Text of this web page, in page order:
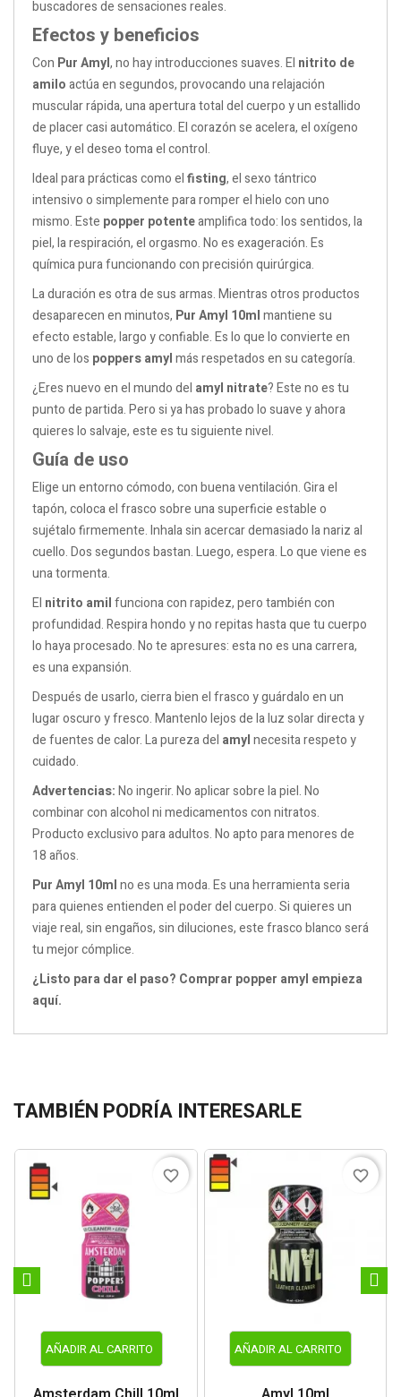
buscadores de sensaciones reales.
Efectos y beneficios
Con Pur Amyl, no hay introducciones suaves. El nitrito de
amiloactúa en segundos, provocando una relajación
muscular rápida, una apertura total del cuerpo y un estallido
de placer casi automático. El corazón se acelera, el oxígeno
fluye, y el deseo toma el control.
Ideal para prácticas como elfisting, el sexo tántrico
intensivo o simplemente para romper el hielo con uno
mismo. Este popper potenteamplifica todo: los sentidos, la
piel, la respiración, el orgasmo. No es exageración. Es
química pura funcionando con precisión quirúrgica.
La duración es otra de sus armas. Mientras otros productos
desaparecen en minutos, Pur Amyl 10mlmantiene su
efecto estable, largo y confiable. Es lo que lo convierte en
uno de los poppers amylmás respetados en su categoría.
¿Eres nuevo en el mundo del amyl nitrate? Este no es tu
punto de partida. Pero si ya has probado lo suave y ahora
quieres lo salvaje, este es tu siguiente nivel.
Guía de uso
Elige un entorno cómodo, con buena ventilación. Gira el
tapón, coloca el frasco sobre una superficie estable o
sujétalo firmemente. Inhala sin acercar demasiado la nariz al
cuello. Dos segundos bastan. Luego, espera. Lo que viene es
una tormenta.
El nitrito amilfunciona con rapidez, pero también con
profundidad. Respira hondo y no repitas hasta que tu cuerpo
lo haya procesado. No te apresures: esta no es una carrera,
es una expansión.
Después de usarlo, cierra bien el frasco y guárdalo en un
lugar oscuro y fresco. Mantenlo lejos de la luz solar directa y
de fuentes de calor. La pureza del amylnecesita respeto y
cuidado.
Advertencias:No ingerir. No aplicar sobre la piel. No
combinar con alcohol ni medicamentos con nitratos.
Producto exclusivo para adultos. No apto para menores de
18 años.
Pur Amyl 10mlno es una moda. Es una herramienta seria
para quienes entienden el poder del cuerpo. Si quieres un
viaje real, sin engaños, sin diluciones, este frasco blanco será
tu mejor cómplice.
¿Listo para dar el paso? Comprar popper amyl empieza
aquí.
TAMBIÉN PODRÍA INTERESARLE
AÑADIR AL CARRITO
favorite_border
AÑADIR AL CARRITO
favorite_border